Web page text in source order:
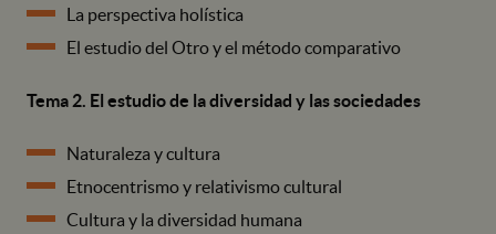
La perspectiva holística
El estudio del Otro y el método comparativo
Tema 2. El estudio de la diversidad y las sociedades
Naturaleza y cultura
Etnocentrismo y relativismo cultural
Cultura y la diversidad humana